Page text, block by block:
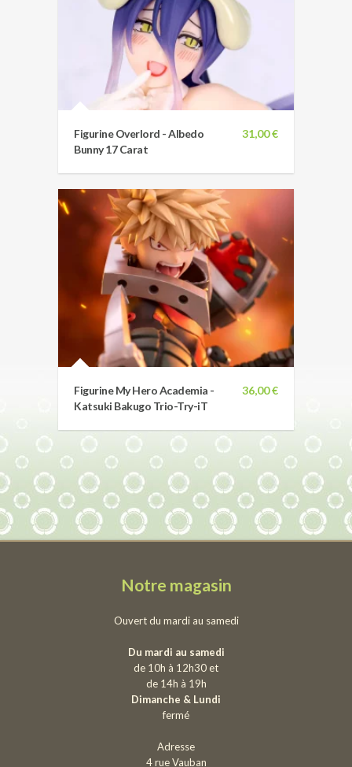
31,00 €
Figurine Overlord - Albedo
Bunny 17 Carat
36,00 €
Figurine My Hero Academia -
Katsuki Bakugo Trio-Try-iT
Notre magasin
Ouvert du mardi au samedi
Du mardi au samedi
de 10h à 12h30 et
de 14h à 19h
Dimanche & Lundi
fermé
Adresse
4 rue Vauban